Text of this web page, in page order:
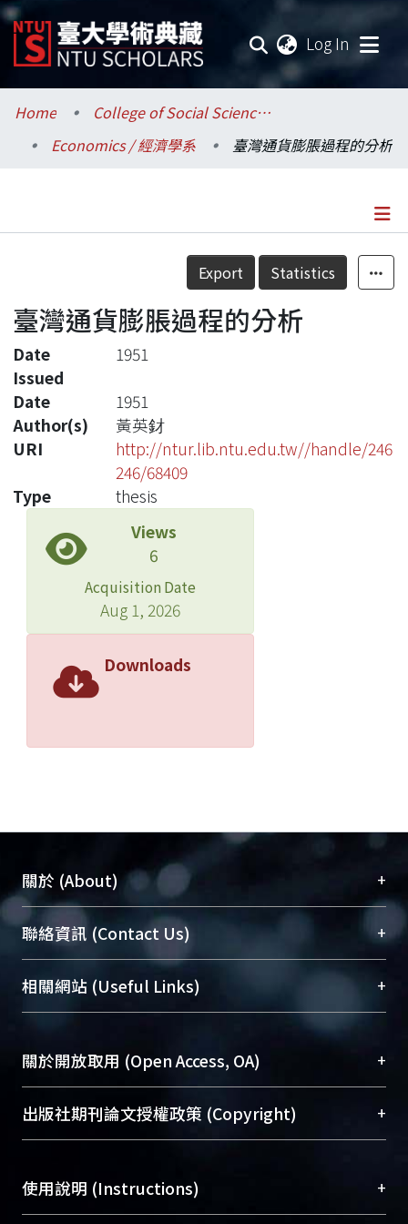
Log In
Communities & Collections
Research Outputs
Statistics
Home
College of Social Sciences / 社會科學院
Economics / 經濟學系
臺灣通貨膨脹過程的分析
Details
Export Statistics
臺灣通貨膨脹過程的分析
Date
Issued
1951
Date
1951
Author(s)
黃英釮
URI
http://ntur.lib.ntu.edu.tw//handle/246
246/68409
Type
thesis
Views
6
Acquisition Date
Aug 1, 2026
Downloads
關於 (About) +
臺大位居世界頂尖大學之列，為永久珍藏及向國際
展現本校豐碩的研究成果及學術能量，圖書館整合
機構典藏（NTUR）與學術庫（AH）不同功能平
台，成為臺大學術典藏NTU scholars。期能整合研
究能量、促進交流合作、保存學術產出、推廣研究
成果。
To permanently archive and promote researcher
profiles and scholarly works, Library integrates the
services of “NTU Repository” with “Academic
聯絡資訊 (Contact Us) +
總館學科館員(Main Library)
醫學圖書館學科館員(Medical Library)
(Social
Sciences Library)
相關網站 (Useful Links) +
關於開放取用 (Open Access, OA) +
開放取用是從使用者角度提升資訊取用性的社會運
動，應用在學術研究上是透過將研究著作公開供使
用逐年攀升。同時可加速研究發展、提升研究影響
出版社期刊論文授權政策 (Copyright) +
含部分內容的版權非匯入者所有，或由第三方贊
助與合作完成，請確認該版權所有者及第三方同
使用說明 (Instructions) +